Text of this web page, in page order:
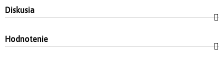
Diskusia
Hodnotenie